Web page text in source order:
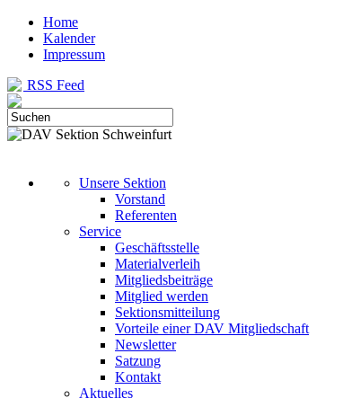
Home
Kalender
Impressum
RSS Feed
Unsere Sektion
Vorstand
Referenten
Service
Geschäftsstelle
Materialverleih
Mitgliedsbeiträge
Mitglied werden
Sektionsmitteilung
Vorteile einer DAV Mitgliedschaft
Newsletter
Satzung
Kontakt
Aktuelles